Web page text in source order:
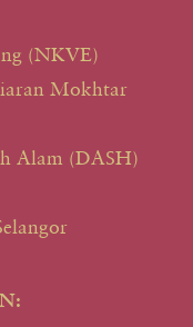
(NKVE)
Mokhtar
Alam (DASH)